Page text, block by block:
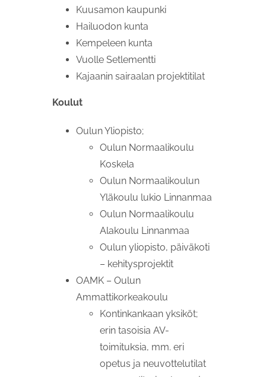
Kuusamon kaupunki
Hailuodon kunta
Kempeleen kunta
Vuolle Setlementti
Kajaanin sairaalan projektitilat
Koulut
Oulun Yliopisto;
Oulun Normaalikoulu
Koskela
Oulun Normaalikoulun
Yläkoulu lukio Linnanmaa
Oulun Normaalikoulu
Alakoulu Linnanmaa
Oulun yliopisto, päiväkoti
– kehitysprojektit
OAMK – Oulun
Ammattikorkeakoulu
Kontinkankaan yksiköt;
erin tasoisia AV-
toimituksia, mm. eri
opetus ja neuvottelutilat